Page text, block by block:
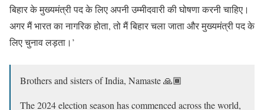
बिहार के मुख्यमंत्री पद के लिए अपनी उम्मीदवारी की घोषणा करनी चाहिए।
अगर मैं भारत का नागरिक होता, तो मैं बिहार चला जाता और मुख्यमंत्री पद के
लिए चुनाव लड़ता।’
Brothers and sisters of India, Namaste 🙏🏾
The 2024 election season has commenced across the world,